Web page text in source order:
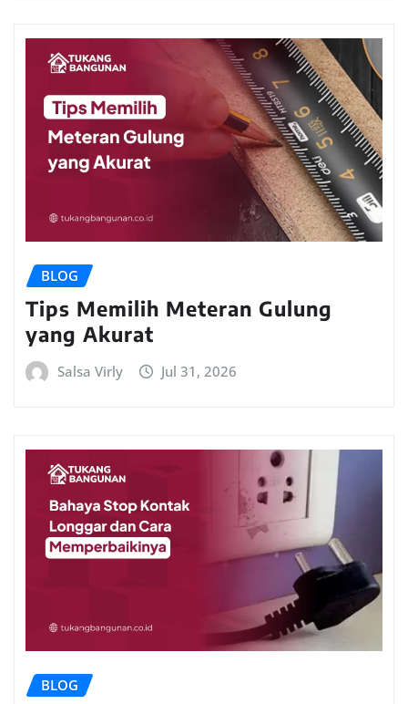
BLOG
Tips Memilih Meteran Gulung
yang Akurat
Salsa Virly Jul 31, 2026
BLOG